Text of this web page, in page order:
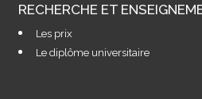
RECHERCHE ET
Les prix
Le diplôme universitaire